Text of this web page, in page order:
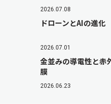
2026.07.08
ドローンとAIの進
2026.07.01
金並みの導電性と赤
膜
2026.06.23